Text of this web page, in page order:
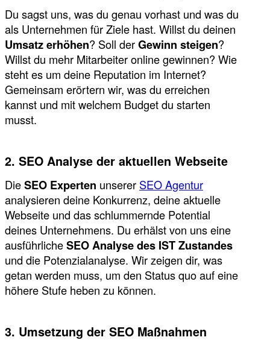
Du sagst uns, was du genau vorhast und was du
als Unternehmen für Ziele hast. Willst du deinen
Umsatz erhöhen? Soll derGewinn steigen?
Willst du mehr Mitarbeiter online gewinnen? Wie
steht es um deine Reputation im Internet?
Gemeinsam erörtern wir, was du erreichen
kannst und mit welchem Budget du starten
musst.
2. SEO Analyse der aktuellen Webseite
DieSEO Experten unserer SEO Agentur
analysieren deine Konkurrenz, deine aktuelle
Webseite und das schlummernde Potential
deines Unternehmens. Du erhälst von uns eine
ausführlicheSEO Analyse des IST Zustandes
und die Potenzialanalyse. Wir zeigen dir, was
getan werden muss, um den Status quo auf eine
höhere Stufe heben zu können.
3. Umsetzung der SEO Maßnahmen